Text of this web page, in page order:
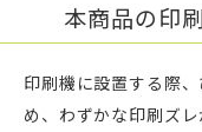
本商品の印
印刷機に設置する際
め、わずかな印刷ズ